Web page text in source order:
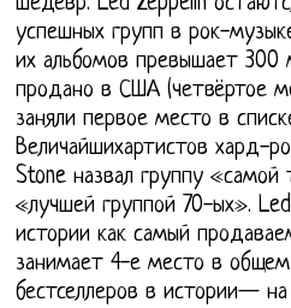
успешных групп в рок-
их альбомов превышает 300
продано в США (четвёртое
заняли первое место в
Величайшихартистов хард-
Stone назвал группу «самой
«лучшей группой 70-ых».
истории как самый
занимает 4-е место в
бестселлеров в истории—